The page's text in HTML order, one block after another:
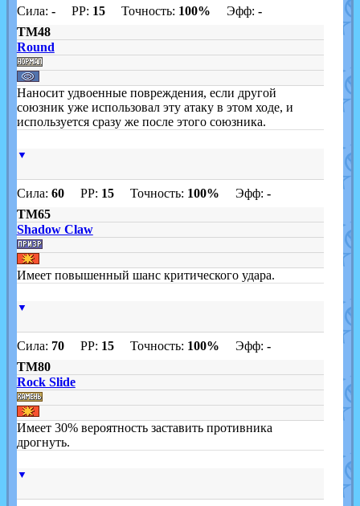
Сила: -PP: 15Точность: 100% Эфф: -
TM48
Round
Наносит удвоенные повреждения, если другой
союзник уже использовал эту атаку в этом ходе, и
используется сразу же после этого союзника.
▼
Сила: 60PP: 15Точность: 100% Эфф: -
TM65
Shadow Claw
Имеет повышенный шанс критического удара.
▼
Сила: 70PP: 15Точность: 100% Эфф: -
TM80
Rock Slide
Имеет 30% вероятность заставить противника
дрогнуть.
▼